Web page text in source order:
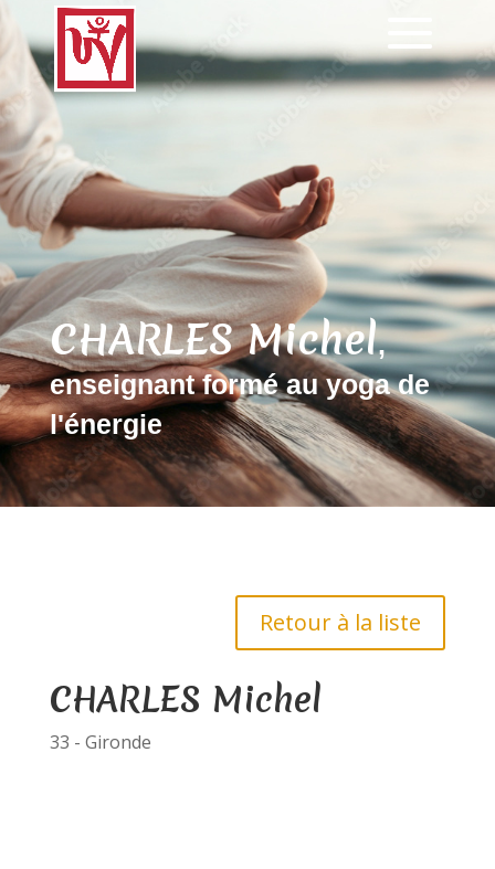
CHARLES Michel,
enseignant formé au yoga de
l'énergie
Retour à la liste
CHARLES Michel
33 - Gironde